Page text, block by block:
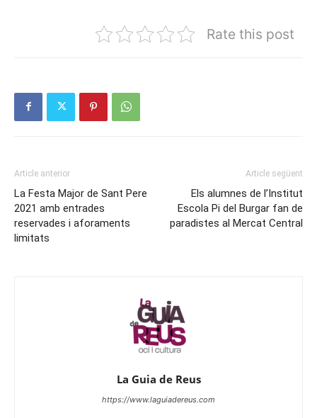
Rate this post
Article anterior
La Festa Major de Sant Pere
2021 amb entrades
reservades i aforaments
limitats
Article següent
Els alumnes de l’Institut
Escola Pi del Burgar fan de
paradistes al Mercat Central
La Guia de Reus
https://www.laguiadereus.com